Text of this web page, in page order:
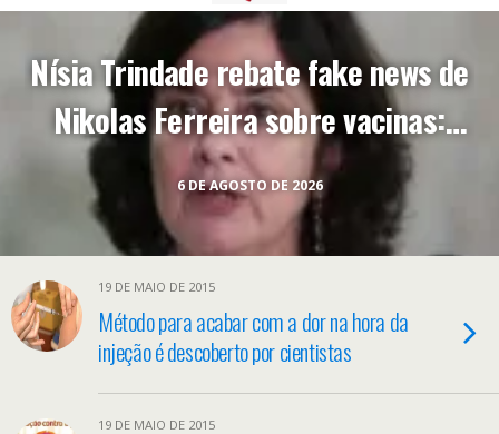
6 DE AGOSTO DE 2026
Nísia Trindade rebate fake news de
Nikolas Ferreira sobre vacinas:
“Negacionismo mata”
19 DE MAIO DE 2015
Método para acabar com a dor na hora da
injeção é descoberto por cientistas
19 DE MAIO DE 2015